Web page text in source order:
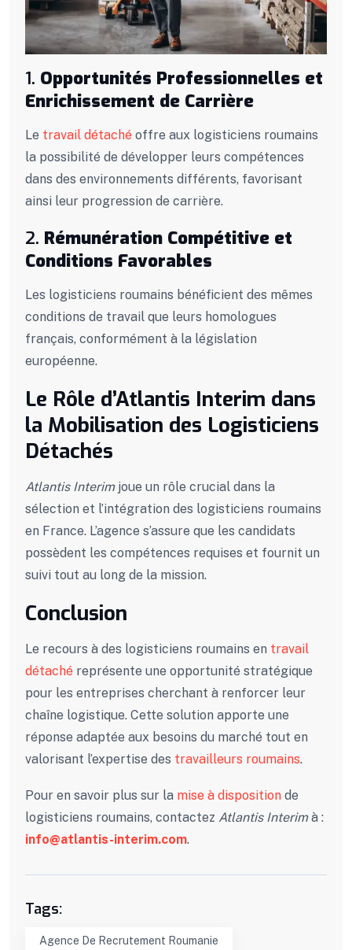
1. Opportunités Professionnelles et
Enrichissement de Carrière
Le travail détaché offre aux logisticiens roumains
la possibilité de développer leurs compétences
dans des environnements différents, favorisant
ainsi leur progression de carrière.
2. Rémunération Compétitive et
Conditions Favorables
Les logisticiens roumains bénéficient des mêmes
conditions de travail que leurs homologues
français, conformément à la législation
européenne.
Le Rôle d’Atlantis Interim dans
la Mobilisation des Logisticiens
Détachés
Atlantis Interimjoue un rôle crucial dans la
sélection et l’intégration des logisticiens roumains
en France. L’agence s’assure que les candidats
possèdent les compétences requises et fournit un
suivi tout au long de la mission.
Conclusion
Le recours à des logisticiens roumains en travail
détaché représente une opportunité stratégique
pour les entreprises cherchant à renforcer leur
chaîne logistique. Cette solution apporte une
réponse adaptée aux besoins du marché tout en
valorisant l’expertise des travailleurs roumains.
Pour en savoir plus sur la mise à disposition de
logisticiens roumains, contactez Atlantis Interimà :
info@atlantis-interim.com.
Tags:
Agence De Recrutement Roumanie